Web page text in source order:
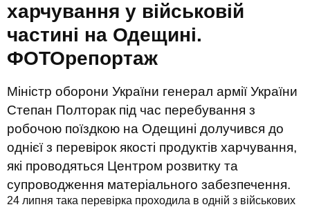
харчування у військовій
частині на Одещині.
ФОТОрепортаж
Міністр оборони України генерал армії України
Степан Полторак під час перебування з
робочою поїздкою на Одещині долучився до
однієї з перевірок якості продуктів харчування,
які проводяться Центром розвитку та
супроводження матеріального забезпечення.
24 липня така перевірка проходила в одній з військових